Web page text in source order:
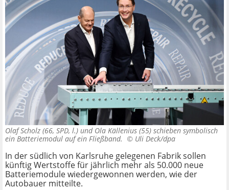
Olaf Scholz (66, SPD, l.) und Ola Källenius (55) schieben symbolisch
ein Batteriemodul auf ein Fließband. © Uli Deck/dpa
In der südlich von Karlsruhe gelegenen Fabrik sollen
künftig Wertstoffe für jährlich mehr als 50.000 neue
Batteriemodule wiedergewonnen werden, wie der
Autobauer mitteilte.